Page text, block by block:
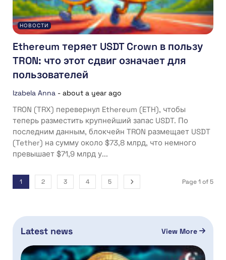
НОВОСТИ
Ethereum теряет USDT Crown в пользу
TRON: что этот сдвиг означает для
пользователей
Izabela Anna - about a year ago
TRON (TRX) перевернул Ethereum (ETH), чтобы
теперь разместить крупнейший запас USDT. По
последним данным, блокчейн TRON размещает USDT
(Tether) на сумму около $73,8 млрд, что немного
превышает $71,9 млрд у...
1 2 3 4 5 Page 1 of 5
Latest news View More